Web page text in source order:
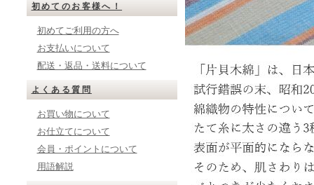
初めてのお客様へ！
初めてご利用の方へ
お支払いについて
配送・返品・送料について
よくある質問
お買い物について
お仕立てについて
会員・ポイントについて
用語解説